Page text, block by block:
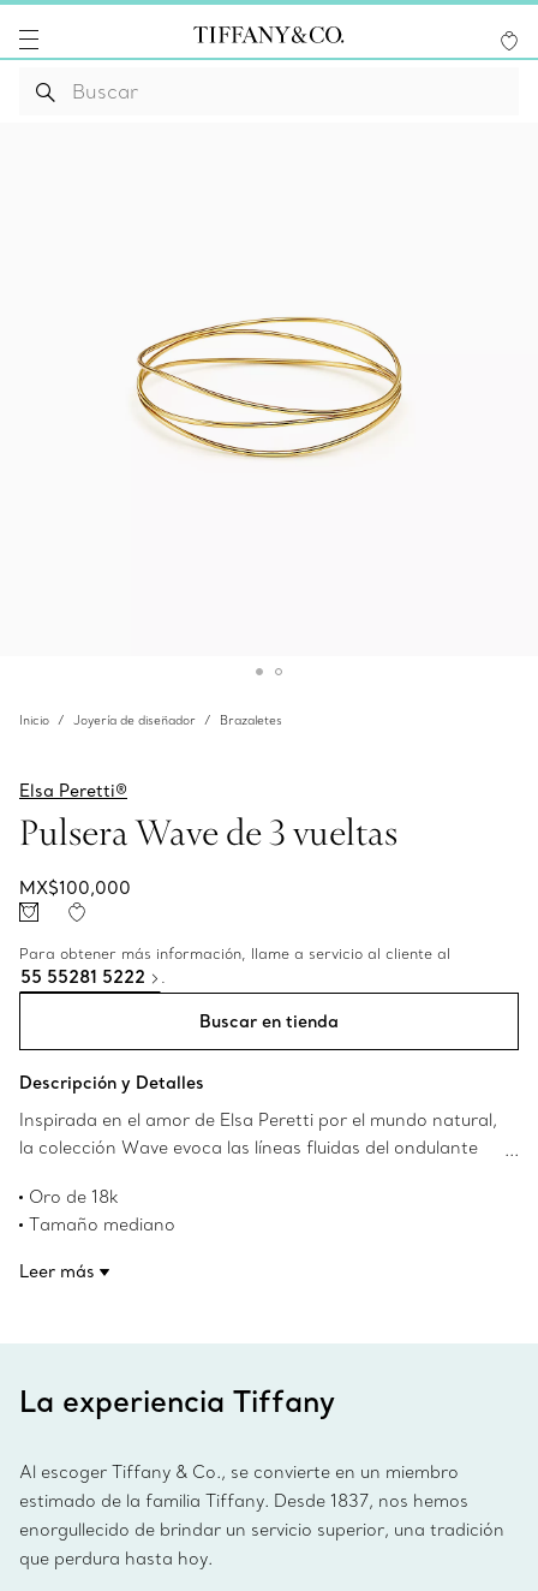
Inicio Joyería de diseñador Brazaletes
Elsa Peretti®
Pulsera Wave de 3 vueltas
MX$100,000
Para obtener más información, llame a servicio al cliente al
55 55281 5222 .
Buscar en tienda
Descripción y Detalles
Inspirada en el amor de Elsa Peretti por el mundo natural,
la colección Wave evoca las líneas fluidas del ondulante
océano y le brinda un estilo contemporáneo a cualquier
look.
Oro de 18k
Tamaño mediano
Diseños originales propiedad de Elsa Peretti
Leer más
La experiencia Tiffany
Al escoger Tiffany & Co., se convierte en un miembro
estimado de la familia Tiffany. Desde 1837, nos hemos
enorgullecido de brindar un servicio superior, una tradición
que perdura hasta hoy.